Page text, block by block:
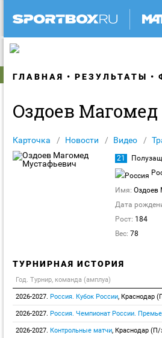
ГЛАВНАЯ РЕЗУЛЬТАТЫ
Оздоев
Карточка Новости Видео
21
Имя: Оздоев
Дата
Рост: 184
Вес: 78
ТУРНИРНАЯ ИСТОРИЯ
Год. Турнир, команда (амплуа)
2026-2027. Россия. Кубок России, Краснодар
2026-2027. Россия. Чемпионат России.
2026-2027. Контрольные матчи, Краснодар (П/